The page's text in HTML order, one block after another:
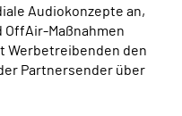
Audiokonzepte an,
OffAir-Maßnahmen
Werbetreibenden den
Partnersender über